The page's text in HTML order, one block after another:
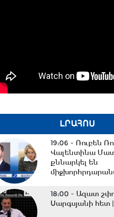
ԼՐԱՀՈՍ
19:06 - Ռուբեն
Վալենտինա
քննարկել են
18:00 - Ազատ
Սարգսյանի հետ